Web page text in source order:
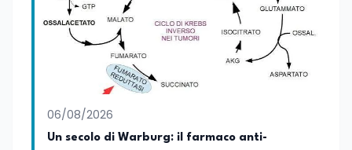
06/08/2026
Un secolo di Warburg: il farmaco anti-